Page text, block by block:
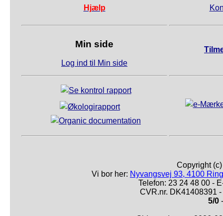
Hjælp
Min side
Log ind til Min side
Copyright
Vi bor her: Nyvangsvej 93, 4100
Telefon: 23 24 48 00 -
CVR.nr. DK41408391
5/0